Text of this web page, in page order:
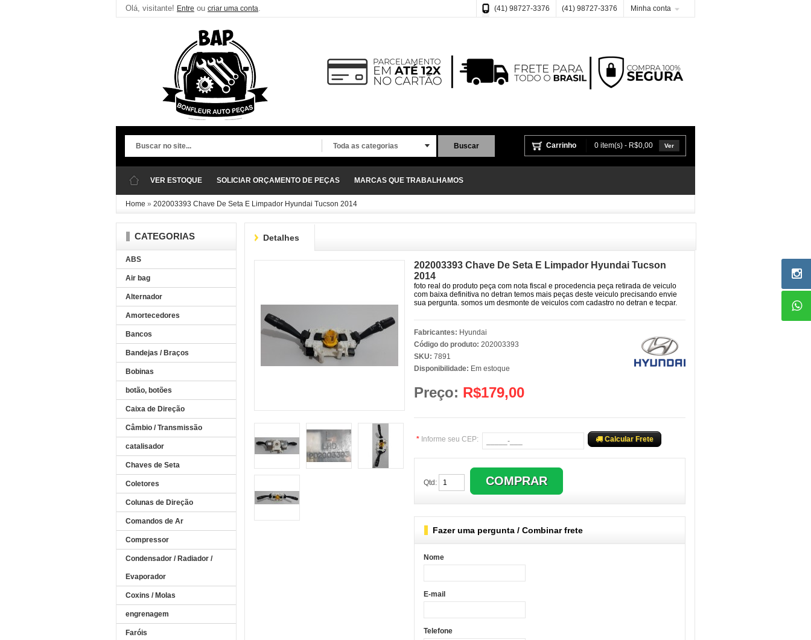
Olá, visitante! Entre ou criar uma conta. (41) 98727-3376 (41) 98727-3376 Minha conta
Toda as categorias Buscar Carrinho 0 item(s) - R$0,00 Ver
VER ESTOQUE SOLICIAR ORÇAMENTO DE PEÇAS MARCAS QUE TRABALHAMOS
Home » 202003393 Chave De Seta E Limpador Hyundai Tucson 2014
CATEGORIAS
ABS
Air bag
Alternador
Amortecedores
Bancos
Bandejas / Braços
Bobinas
botão, botões
Caixa de Direção
Câmbio / Transmissão
catalisador
Chaves de Seta
Coletores
Colunas de Direção
Comandos de Ar
Compressor
Condensador / Radiador /
Evaporador
Coxins / Molas
engrenagem
Faróis
Detalhes
202003393 Chave De Seta E Limpador Hyundai Tucson
2014
foto real do produto peça com nota fiscal e procedencia peça retirada de veiculo
com baixa definitiva no detran temos mais peças deste veiculo precisando envie
sua pergunta. somos um desmonte de veiculos com cadastro no detran e tecpar.
Fabricantes: Hyundai
Código do produto: 202003393
SKU: 7891
Disponibilidade: Em estoque
Preço: R$179,00
* Informe seu CEP: Calcular Frete
Qtd:
Fazer uma pergunta / Combinar frete
Nome
E-mail
Telefone